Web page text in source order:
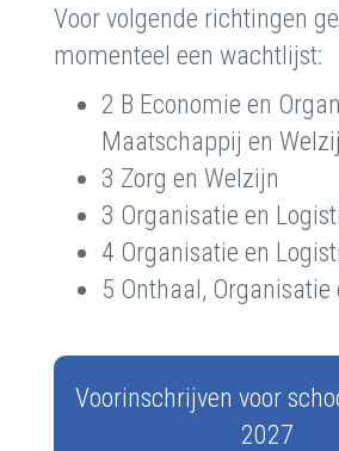
Voor volgende richtingen
momenteel een wachtlijst:
2 B Economie en
Maatschappij en
3 Zorg en Welzijn
3 Organisatie en
4 Organisatie en
5 Onthaal, Organisatie
Voorinschrijven voor
2027